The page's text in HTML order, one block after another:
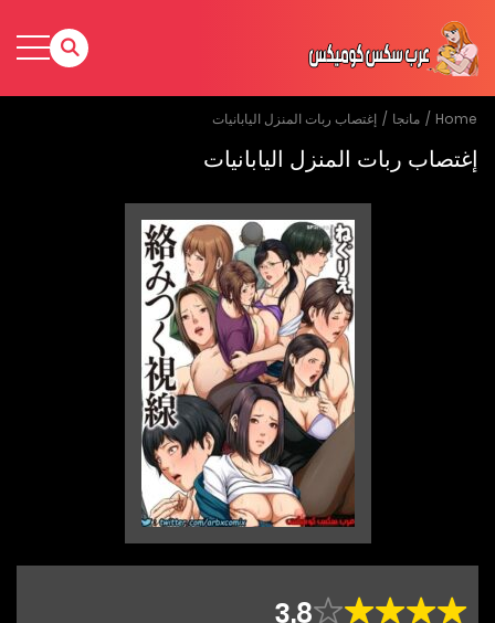
Home مانجا إغتصاب ربات المنزل اليابانيات
إغتصاب ربات المنزل اليابانيات
3.8